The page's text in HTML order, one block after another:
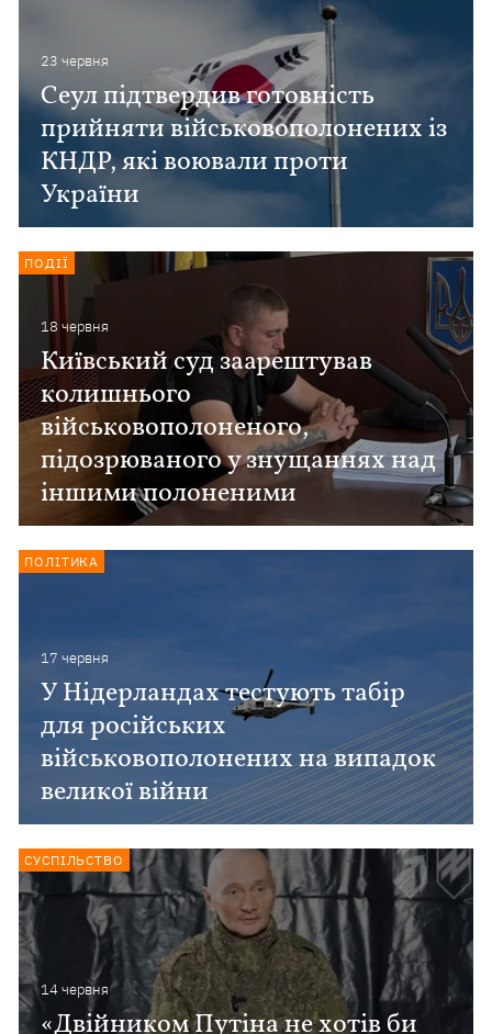
23 червня
Сеул підтвердив готовність
прийняти військовополонених із
КНДР, які воювали проти
України
18 червня
Київський суд заарештував
колишнього
військовополоненого,
підозрюваного у знущаннях над
іншими полоненими
ПОДІЇ
17 червня
У Нідерландах тестують табір
для російських
військовополонених на випадок
великої війни
ПОЛІТИКА
14 червня
«Двійником Путіна не хотів би
СУСПІЛЬСТВО